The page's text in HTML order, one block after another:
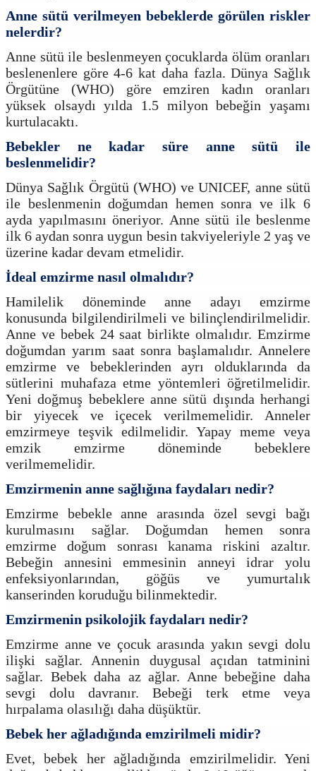
Anne sütü verilmeyen bebeklerde görülen riskler
nelerdir?
Anne sütü ile beslenmeyen çocuklarda ölüm oranları
beslenenlere göre 4-6 kat daha fazla. Dünya Sağlık
Örgütüne (WHO) göre emziren kadın oranları
yüksek olsaydı yılda 1.5 milyon bebeğin yaşamı
kurtulacaktı.
Bebekler ne kadar süre anne sütü ile
beslenmelidir?
Dünya Sağlık Örgütü (WHO) ve UNICEF, anne sütü
ile beslenmenin doğumdan hemen sonra ve ilk 6
ayda yapılmasını öneriyor. Anne sütü ile beslenme
ilk 6 aydan sonra uygun besin takviyeleriyle 2 yaş ve
üzerine kadar devam etmelidir.
İdeal emzirme nasıl olmalıdır?
Hamilelik döneminde anne adayı emzirme
konusunda bilgilendirilmeli ve bilinçlendirilmelidir.
Anne ve bebek 24 saat birlikte olmalıdır. Emzirme
doğumdan yarım saat sonra başlamalıdır. Annelere
emzirme ve bebeklerinden ayrı olduklarında da
sütlerini muhafaza etme yöntemleri öğretilmelidir.
Yeni doğmuş bebeklere anne sütü dışında herhangi
bir yiyecek ve içecek verilmemelidir. Anneler
emzirmeye teşvik edilmelidir. Yapay meme veya
emzik emzirme döneminde bebeklere
verilmemelidir.
Emzirmenin anne sağlığına faydaları nedir?
Emzirme bebekle anne arasında özel sevgi bağı
kurulmasını sağlar. Doğumdan hemen sonra
emzirme doğum sonrası kanama riskini azaltır.
Bebeğin annesini emmesinin anneyi idrar yolu
enfeksiyonlarından, göğüs ve yumurtalık
kanserinden koruduğu bilinmektedir.
Emzirmenin psikolojik faydaları nedir?
Emzirme anne ve çocuk arasında yakın sevgi dolu
ilişki sağlar. Annenin duygusal açıdan tatminini
sağlar. Bebek daha az ağlar. Anne bebeğine daha
sevgi dolu davranır. Bebeği terk etme veya
hırpalama olasılığı daha düşüktür.
Bebek her ağladığında emzirilmeli midir?
Evet, bebek her ağladığında emzirilmelidir. Yeni